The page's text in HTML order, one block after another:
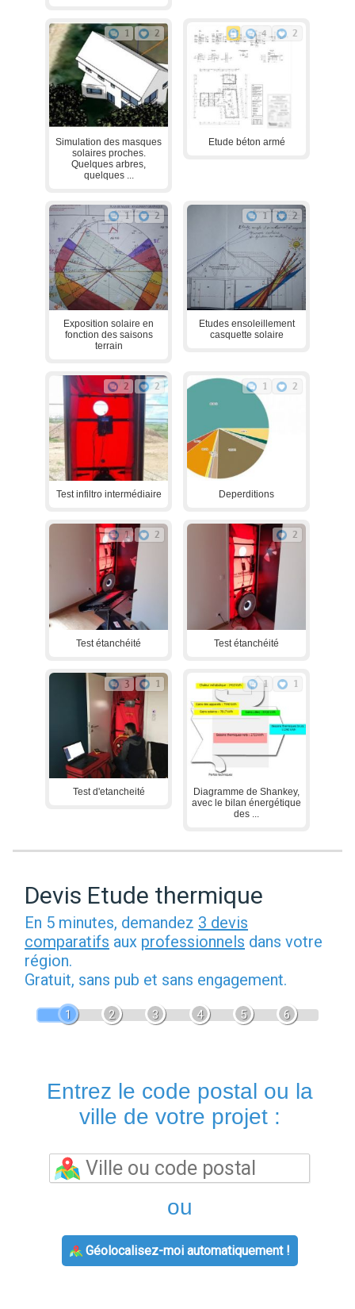
1 2
Simulation des masques
solaires proches.
Quelques arbres,
quelques ...
4 2
Etude béton armé
1 2
Exposition solaire en
fonction des saisons
terrain
1 2
Etudes ensoleillement
casquette solaire
2 2
Test infiltro intermédiaire
1 2
Deperditions
1 2
Test étanchéité
2
Test étanchéité
3 1
Test d'etancheité
1 1
Diagramme de Shankey,
avec le bilan énergétique
des ...
Devis Etude thermique
En 5 minutes, demandez 3 devis
comparatifs aux professionnels dans votre
région.
Gratuit, sans pub et sans engagement.
1 2 3 4 5 6
Entrez le code postal ou la
ville de votre projet :
ou
Géolocalisez-moi automatiquement !